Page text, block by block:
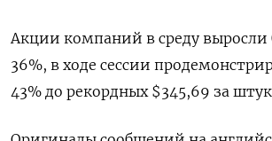
Акции компаний в среду выросли
36%, в ходе сессии
43% до рекордных $345,69 за